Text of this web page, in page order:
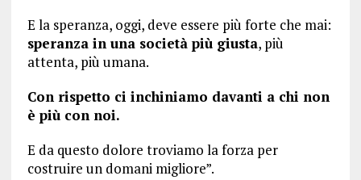
E la speranza, oggi, deve essere più forte che mai:
speranza in una società più giusta, più
attenta, più umana.
Con rispetto ci inchiniamo davanti a chi non
è più con noi.
E da questo dolore troviamo la forza per
costruire un domani migliore”.